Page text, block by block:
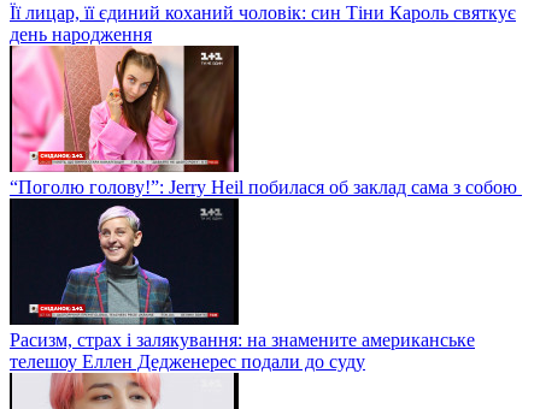
Її лицар, її єдиний коханий чоловік: син Тіни Кароль святкує
день народження
“Поголю голову!”: Jerry Heil побилася об заклад сама з собою
Расизм, страх і залякування: на знамените американське
телешоу Еллен Дедженерес подали до суду